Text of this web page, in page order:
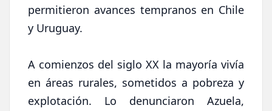
permitieron avances tempranos en Chile
y Uruguay.
A comienzos del siglo XX la mayoría vivía
en áreas rurales, sometidos a pobreza y
explotación. Lo denunciaron Azuela,